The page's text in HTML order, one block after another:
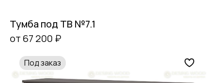
Тумба под ТВ №7.1
от 67 200 ₽
Под заказ